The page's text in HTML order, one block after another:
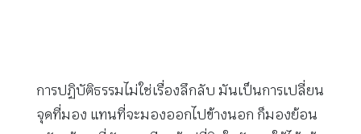
การปฏิบัติธรรมไม่ใช่เรื่องลึกลับ มันเป็นการเปลี่ยน
จุดที่มอง แทนที่จะมองออกไปข้างนอก ก็มองย้อน